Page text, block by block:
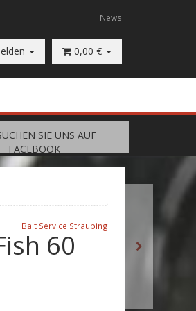
News
0,00 €
SIE UNS AUF
FACEBOOK
SIE UNS AUF
FACEBOOK
Bait Service Straubing
60